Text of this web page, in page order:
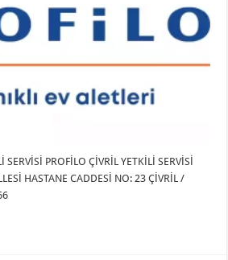
PROFİLO ÇİVRİL YETKİLİ SERVİSİ
HASTANE CADDESİ NO: 23 ÇİVRİL /